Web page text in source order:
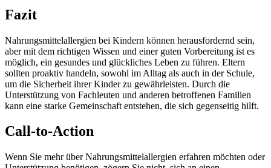
Fazit
Nahrungsmittelallergien bei Kindern können herausfordernd sein,
aber mit dem richtigen Wissen und einer guten Vorbereitung ist es
möglich, ein gesundes und glückliches Leben zu führen. Eltern
sollten proaktiv handeln, sowohl im Alltag als auch in der Schule,
um die Sicherheit ihrer Kinder zu gewährleisten. Durch die
Unterstützung von Fachleuten und anderen betroffenen Familien
kann eine starke Gemeinschaft entstehen, die sich gegenseitig hilft.
Call-to-Action
Wenn Sie mehr über Nahrungsmittelallergien erfahren möchten oder